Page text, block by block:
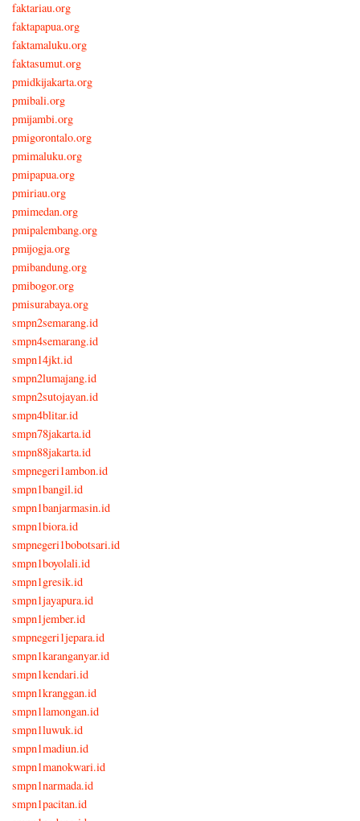
faktariau.org
faktapapua.org
faktamaluku.org
faktasumut.org
pmidkijakarta.org
pmibali.org
pmijambi.org
pmigorontalo.org
pmimaluku.org
pmipapua.org
pmiriau.org
pmimedan.org
pmipalembang.org
pmijogja.org
pmibandung.org
pmibogor.org
pmisurabaya.org
smpn2semarang.id
smpn4semarang.id
smpn14jkt.id
smpn2lumajang.id
smpn2sutojayan.id
smpn4blitar.id
smpn78jakarta.id
smpn88jakarta.id
smpnegeri1ambon.id
smpn1bangil.id
smpn1banjarmasin.id
smpn1biora.id
smpnegeri1bobotsari.id
smpn1boyolali.id
smpn1gresik.id
smpn1jayapura.id
smpn1jember.id
smpnegeri1jepara.id
smpn1karanganyar.id
smpn1kendari.id
smpn1kranggan.id
smpn1lamongan.id
smpn1luwuk.id
smpn1madiun.id
smpn1manokwari.id
smpn1narmada.id
smpn1pacitan.id